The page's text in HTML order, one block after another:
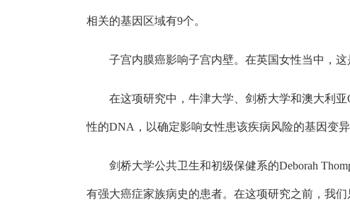
相关的基因区域有9个。
子宫内膜癌影响子宫内壁。在英国女性当中，
在这项研究中，牛津大学、剑桥大学和澳大利
性的DNA，以确定影响女性患该疾病风险的基因变异
剑桥大学公共卫生和初级保健系的Deborah
有强大癌症家族病史的患者。在这项研究之前，我